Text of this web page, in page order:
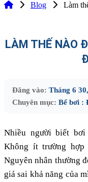
Blog
Làm
LÀM THẾ NÀO
Đăng vào: Tháng 6
Chuyên mục: Bể bơi :
Nhiều người biết
Không ít trường
Nguyên nhân thường
giá sai khả năng của